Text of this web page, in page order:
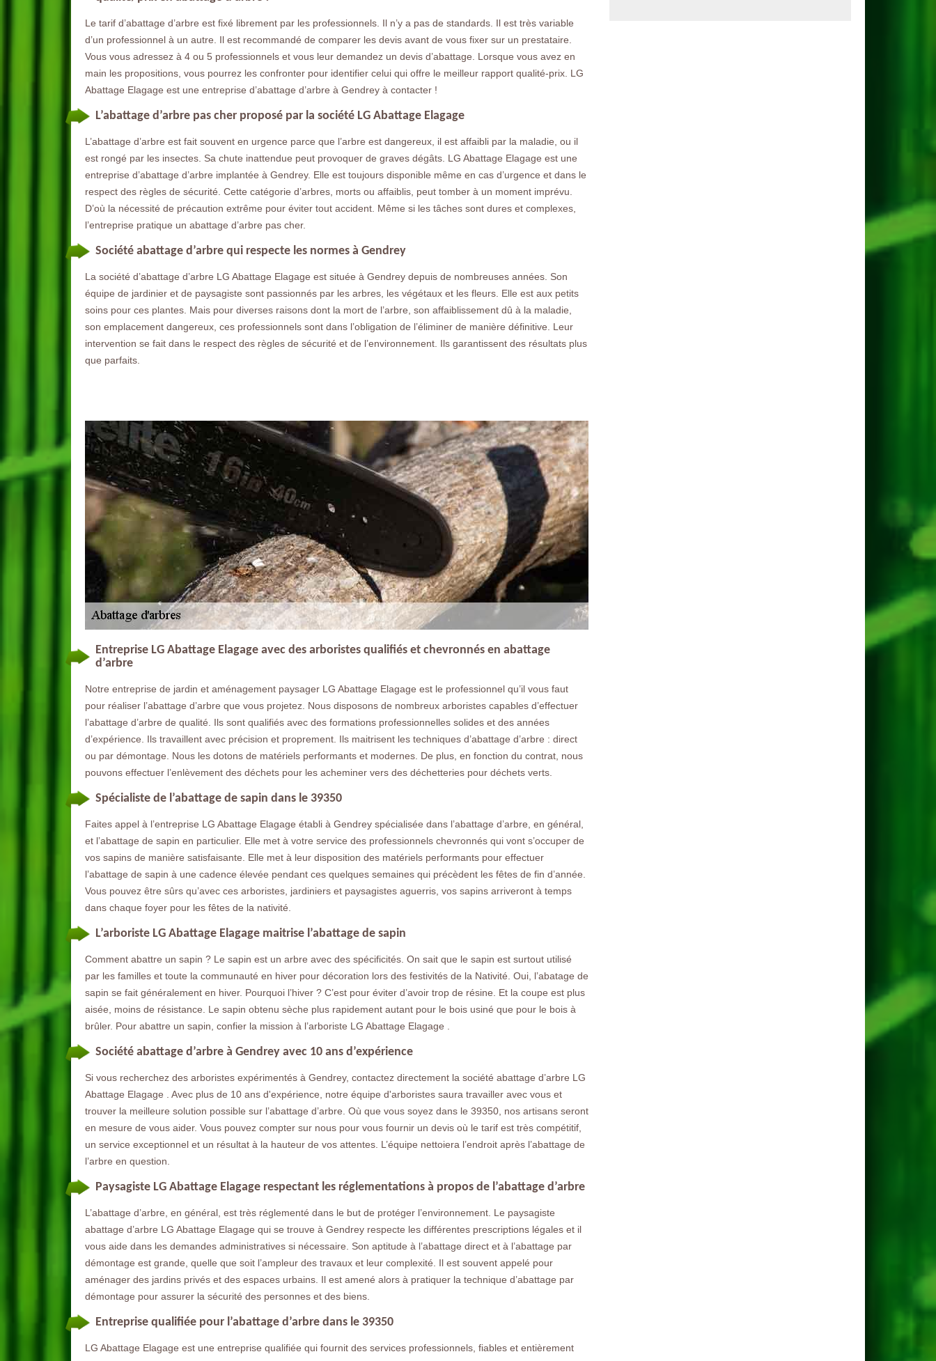
Le tarif d’abattage d’arbre est fixé librement par les professionnels. Il n’y a pas de standards. Il est très variable
d’un professionnel à un autre. Il est recommandé de comparer les devis avant de vous fixer sur un prestataire.
Vous vous adressez à 4 ou 5 professionnels et vous leur demandez un devis d’abattage. Lorsque vous avez en
main les propositions, vous pourrez les confronter pour identifier celui qui offre le meilleur rapport qualité-prix. LG
Abattage Elagage est une entreprise d’abattage d’arbre à Gendrey à contacter !
L’abattage d’arbre pas cher proposé par la société LG Abattage Elagage
L’abattage d’arbre est fait souvent en urgence parce que l’arbre est dangereux, il est affaibli par la maladie, ou il
est rongé par les insectes. Sa chute inattendue peut provoquer de graves dégâts. LG Abattage Elagage est une
entreprise d’abattage d’arbre implantée à Gendrey. Elle est toujours disponible même en cas d’urgence et dans le
respect des règles de sécurité. Cette catégorie d’arbres, morts ou affaiblis, peut tomber à un moment imprévu.
D’où la nécessité de précaution extrême pour éviter tout accident. Même si les tâches sont dures et complexes,
l’entreprise pratique un abattage d’arbre pas cher.
Société abattage d’arbre qui respecte les normes à Gendrey
La société d’abattage d’arbre LG Abattage Elagage est située à Gendrey depuis de nombreuses années. Son
équipe de jardinier et de paysagiste sont passionnés par les arbres, les végétaux et les fleurs. Elle est aux petits
soins pour ces plantes. Mais pour diverses raisons dont la mort de l’arbre, son affaiblissement dû à la maladie,
son emplacement dangereux, ces professionnels sont dans l’obligation de l’éliminer de manière définitive. Leur
intervention se fait dans le respect des règles de sécurité et de l’environnement. Ils garantissent des résultats plus
que parfaits.
Entreprise LG Abattage Elagage avec des arboristes qualifiés et chevronnés en abattage
d’arbre
Notre entreprise de jardin et aménagement paysager LG Abattage Elagage est le professionnel qu’il vous faut
pour réaliser l’abattage d’arbre que vous projetez. Nous disposons de nombreux arboristes capables d’effectuer
l’abattage d’arbre de qualité. Ils sont qualifiés avec des formations professionnelles solides et des années
d’expérience. Ils travaillent avec précision et proprement. Ils maitrisent les techniques d’abattage d’arbre : direct
ou par démontage. Nous les dotons de matériels performants et modernes. De plus, en fonction du contrat, nous
pouvons effectuer l’enlèvement des déchets pour les acheminer vers des déchetteries pour déchets verts.
Spécialiste de l’abattage de sapin dans le 39350
Faites appel à l’entreprise LG Abattage Elagage établi à Gendrey spécialisée dans l’abattage d’arbre, en général,
et l’abattage de sapin en particulier. Elle met à votre service des professionnels chevronnés qui vont s’occuper de
vos sapins de manière satisfaisante. Elle met à leur disposition des matériels performants pour effectuer
l’abattage de sapin à une cadence élevée pendant ces quelques semaines qui précèdent les fêtes de fin d’année.
Vous pouvez être sûrs qu’avec ces arboristes, jardiniers et paysagistes aguerris, vos sapins arriveront à temps
dans chaque foyer pour les fêtes de la nativité.
L’arboriste LG Abattage Elagage maitrise l’abattage de sapin
Comment abattre un sapin ? Le sapin est un arbre avec des spécificités. On sait que le sapin est surtout utilisé
par les familles et toute la communauté en hiver pour décoration lors des festivités de la Nativité. Oui, l’abatage de
sapin se fait généralement en hiver. Pourquoi l’hiver ? C’est pour éviter d’avoir trop de résine. Et la coupe est plus
aisée, moins de résistance. Le sapin obtenu sèche plus rapidement autant pour le bois usiné que pour le bois à
brûler. Pour abattre un sapin, confier la mission à l’arboriste LG Abattage Elagage .
Société abattage d’arbre à Gendrey avec 10 ans d’expérience
Si vous recherchez des arboristes expérimentés à Gendrey, contactez directement la société abattage d’arbre LG
Abattage Elagage . Avec plus de 10 ans d'expérience, notre équipe d'arboristes saura travailler avec vous et
trouver la meilleure solution possible sur l’abattage d’arbre. Où que vous soyez dans le 39350, nos artisans seront
en mesure de vous aider. Vous pouvez compter sur nous pour vous fournir un devis où le tarif est très compétitif,
un service exceptionnel et un résultat à la hauteur de vos attentes. L’équipe nettoiera l’endroit après l’abattage de
l’arbre en question.
Paysagiste LG Abattage Elagage respectant les réglementations à propos de l’abattage d’arbre
L’abattage d’arbre, en général, est très réglementé dans le but de protéger l’environnement. Le paysagiste
abattage d’arbre LG Abattage Elagage qui se trouve à Gendrey respecte les différentes prescriptions légales et il
vous aide dans les demandes administratives si nécessaire. Son aptitude à l’abattage direct et à l’abattage par
démontage est grande, quelle que soit l’ampleur des travaux et leur complexité. Il est souvent appelé pour
aménager des jardins privés et des espaces urbains. Il est amené alors à pratiquer la technique d’abattage par
démontage pour assurer la sécurité des personnes et des biens.
Entreprise qualifiée pour l’abattage d’arbre dans le 39350
LG Abattage Elagage est une entreprise qualifiée qui fournit des services professionnels, fiables et entièrement